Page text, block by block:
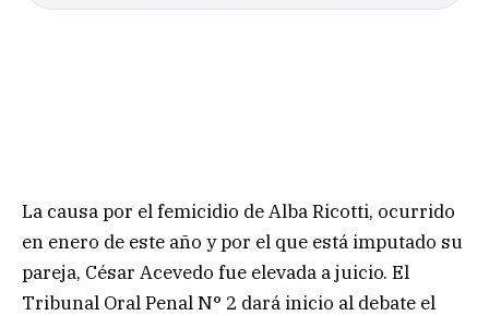
La causa por el femicidio de Alba Ricotti, ocurrido
en enero de este año y por el que está imputado su
pareja, César Acevedo fue elevada a juicio. El
Tribunal Oral Penal N° 2 dará inicio al debate el